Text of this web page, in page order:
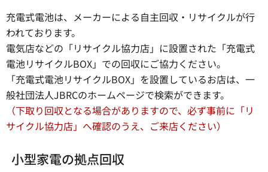
充電式電池は、メーカーによる自主回収・リサイクルが行
われております。
電気店などの「リサイクル協力店」に設置された「充電式
電池リサイクルBOX」での回収にご協力ください。
「充電式電池リサイクルBOX」を設置しているお店は、一
般社団法人JBRCのホームページで検索ができます。
（下取り回収となる場合がありますので、必ず事前に「リ
サイクル協力店」へ確認のうえ、ご来店ください）
小型家電の拠点回収